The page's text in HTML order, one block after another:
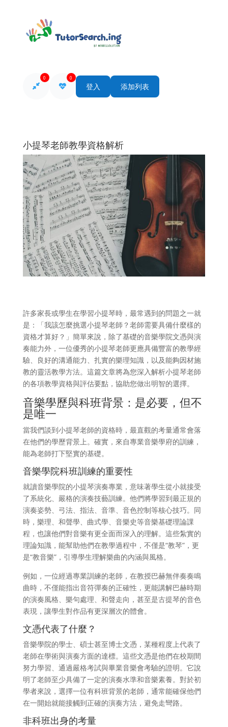
0 0
登入 添加列表
小提琴老師教學資格解析
許多家長或學生在學習小提琴時，最常遇到的問題之一就
是：「我該怎麼挑選小提琴老師？老師需要具備什麼樣的
資格才算好？」簡單來說，除了基礎的音樂學院文憑與演
奏能力外，一位優秀的小提琴老師更應具備豐富的教學經
驗、良好的溝通能力、扎實的樂理知識，以及能夠因材施
教的靈活教學方法。這篇文章將為您深入解析小提琴老師
的各項教學資格與評估要點，協助您做出明智的選擇。
音樂學歷與科班背景：是必要，但不
是唯一
當我們談到小提琴老師的資格時，最直觀的考量通常會落
在他們的學歷背景上。確實，來自專業音樂學府的訓練，
能為老師打下堅實的基礎。
音樂學院科班訓練的重要性
就讀音樂學院的小提琴演奏專業，意味著學生從小就接受
了系統化、嚴格的演奏技藝訓練。他們將學習到最正規的
演奏姿勢、弓法、指法、音準、音色控制等核心技巧。同
時，樂理、和聲學、曲式學、音樂史等音樂基礎理論課
程，也讓他們對音樂有更全面而深入的理解。這些紮實的
理論知識，能幫助他們在教學過程中，不僅是“教琴”，更
是“教音樂”，引導學生理解樂曲的內涵與風格。
例如，一位經過專業訓練的老師，在教授巴赫無伴奏奏鳴
曲時，不僅能指出音符彈奏的正確性，更能講解巴赫時期
的演奏風格、樂句處理、和聲走向，甚至是古提琴的音色
表現，讓學生對作品有更深層次的體會。
文憑代表了什麼？
音樂學院的學士、碩士甚至博士文憑，某種程度上代表了
老師在學術與演奏方面的達標。這些文憑是他們在校期間
努力學習、通過嚴格考試與畢業音樂會考驗的證明。它說
明了老師至少具備了一定的演奏水準和音樂素養。對於初
學者來說，選擇一位有科班背景的老師，通常能確保他們
在一開始就能接觸到正確的演奏方法，避免走彎路。
非科班出身的考量